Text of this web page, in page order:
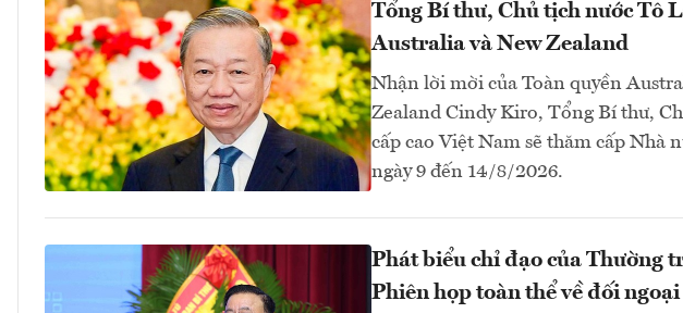
Tổng Bí thư, Chủ tịch nước Tô
Australia và New Zealand
Nhận lời mời của Toàn quyền
Zealand Cindy Kiro, Tổng Bí thư,
cấp cao Việt Nam sẽ thăm cấp Nhà
ngày 9 đến 14/8/2026.
Phát biểu chỉ đạo của Thường
Phiên họp toàn thể về đối